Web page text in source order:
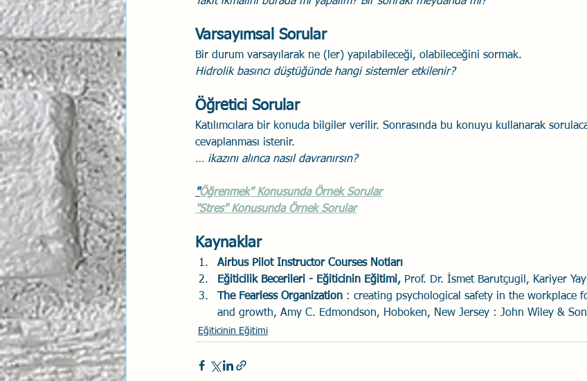
Varsayımsal Sorular
Bir durum varsayılarak ne (ler) yapılabileceği, olabileceğini sormak.
Hidrolik basıncı düştüğünde hangi sistemler etkilenir?
Öğretici Sorular
Katılımcılara bir konuda bilgiler verilir. Sonrasında bu konuyu kullanarak
cevaplanması istenir.
… ikazını alınca nasıl davranırsın?
"Öğrenmek" Konusunda Örnek Sorular
"Stres" Konusunda Örnek Sorular
Kaynaklar
Airbus Pilot Instructor Courses Notları
Eğiticilik Becerileri - Eğiticinin Eğitimi, Prof. Dr. İsmet Barutçugil, Kariyer
The Fearless Organization : creating psychological safety in the workplace
and growth, Amy C. Edmondson, Hoboken, New Jersey : John Wiley &
Eğiticinin Eğitimi